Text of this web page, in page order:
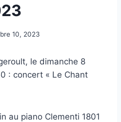
10, 2023
le dimanche 8
: concert « Le Chant
au piano Clementi 1801